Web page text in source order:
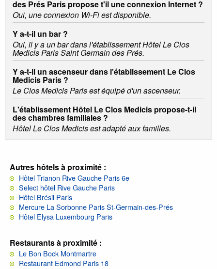
des Prés Paris propose t'il une connexion Internet ?
Oui, une connexion Wi-Fi est disponible.
Y a-t-il un bar ?
Oui, il y a un bar dans l'établissement Hôtel Le Clos
Medicis Paris Saint Germain des Prés.
Y a-t-il un ascenseur dans l'établissement Le Clos
Medicis Paris ?
Le Clos Medicis Paris est équipé d'un ascenseur.
L'établissement Hôtel Le Clos Medicis propose-t-il
des chambres familiales ?
Hôtel Le Clos Medicis est adapté aux familles.
Autres hôtels à proximité :
Hôtel Trianon Rive Gauche Paris 6e
Select hôtel Rive Gauche Paris
Hôtel Brésil Paris
Mercure La Sorbonne Paris St-Germain-des-Prés
Hôtel Elysa Luxembourg Paris
Restaurants à proximité :
Le Bon Bock Montmartre
Restaurant Edmond Paris 18